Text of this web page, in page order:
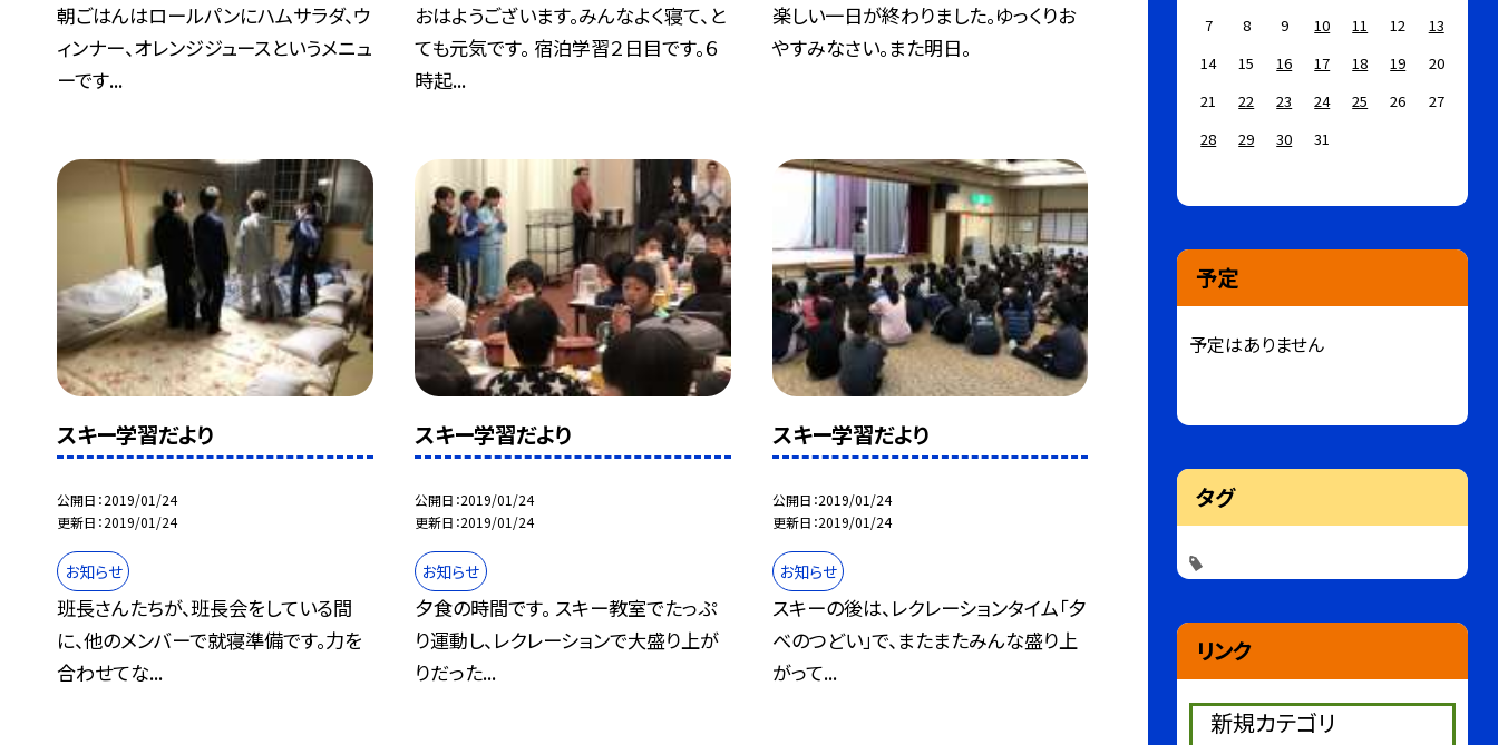
朝ごはんはロールパンにハムサラダ、ウ
ィンナー、オレンジジュースというメニュ
ーです...
おはようございます。みんなよく寝て、と
ても元気です。 宿泊学習２日目です。６
時起...
楽しい一日が終わりました。ゆっくりお
やすみなさい。また明日。
スキー学習だより
公開日 2019/01/24
更新日 2019/01/24
お知らせ
班長さんたちが、班長会をしている間
に、他のメンバーで就寝準備です。力を
合わせてな...
スキー学習だより
公開日 2019/01/24
更新日 2019/01/24
お知らせ
夕食の時間です。 スキー教室でたっぷ
り運動し、レクレーションで大盛り上が
りだった...
スキー学習だより
公開日 2019/01/24
更新日 2019/01/24
お知らせ
スキーの後は、レクレーションタイム「夕
べのつどい」で、またまたみんな盛り上
がって...
7
8 9 10 11 12
13
14
15 16 17 18 19
20
21
22 23 24 25 26
27
28
29 30 31
予定
予定はありません
タグ
リンク
新規カテゴリ